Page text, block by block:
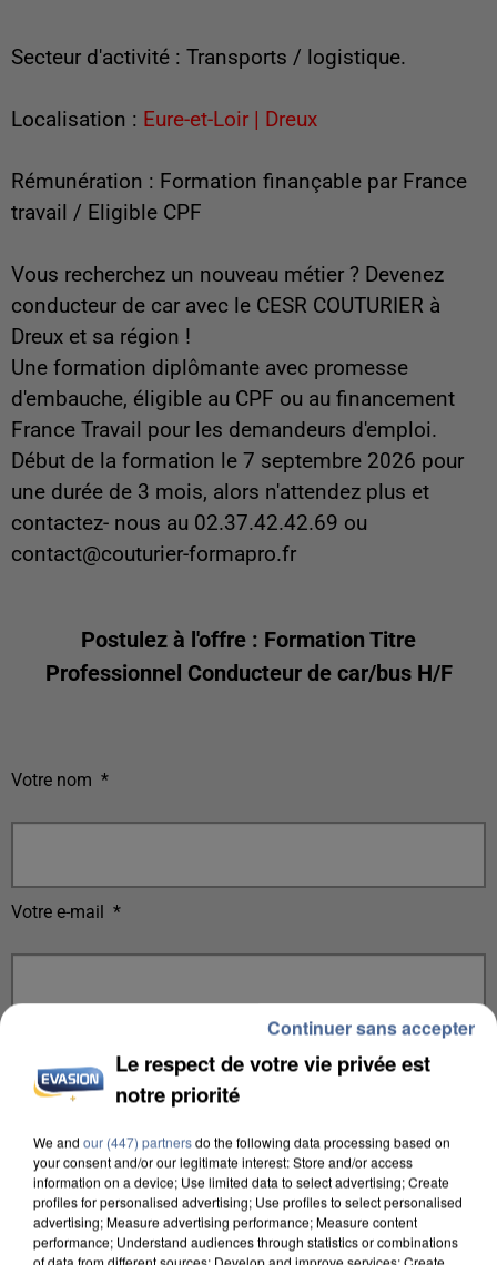
Secteur d'activité : Transports / logistique.
Localisation : Eure-et-Loir | Dreux
Rémunération : Formation finançable par France
travail / Eligible CPF
Vous recherchez un nouveau métier ? Devenez
conducteur de car avec le CESR COUTURIER à
Dreux et sa région !
Une formation diplômante avec promesse
d'embauche, éligible au CPF ou au financement
France Travail pour les demandeurs d'emploi.
Début de la formation le 7 septembre 2026 pour
une durée de 3 mois, alors n'attendez plus et
contactez- nous au 02.37.42.42.69 ou
contact@couturier-formapro.fr
Postulez à l'offre : Formation Titre
Professionnel Conducteur de car/bus H/F
Votre nom *
Votre e-mail *
Votre message*
Le respect de votre vie privée est
notre priorité
We and our (447) partnersdo the following data processing based on
your consent and/or our legitimate interest: Store and/or access
information on a device; Use limited data to select advertising; Create
profiles for personalised advertising; Use profiles to select personalised
advertising; Measure advertising performance; Measure content
performance; Understand audiences through statistics or combinations
of data from different sources; Develop and improve services; Create
Continuer sans accepter